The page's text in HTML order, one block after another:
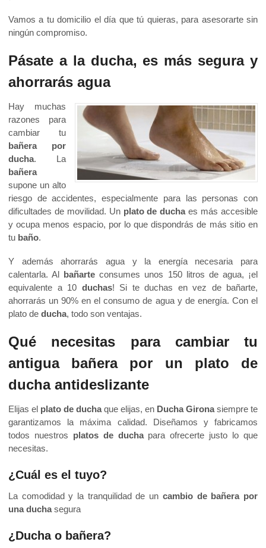
Vamos a tu domicilio el día que tú quieras, para asesorarte sin
ningún compromiso.
Pásate a la ducha, es más segura y
ahorrarás agua
Hay muchas
razones para
cambiar tu
bañera por
ducha. La
bañera
supone un alto
riesgo de accidentes, especialmente para las personas con
dificultades de movilidad. Un plato de duchaes más accesible
y ocupa menos espacio, por lo que dispondrás de más sitio en
tu baño.
Y además ahorrarás agua y la energía necesaria para
calentarla. Al bañarte consumes unos 150 litros de agua, ¡el
equivalente a 10 duchas! Si te duchas en vez de bañarte,
ahorrarás un 90% en el consumo de agua y de energía. Con el
plato de ducha, todo son ventajas.
Qué necesitas para cambiar tu
antigua bañera por un plato de
ducha antideslizante
Elijas el plato de duchaque elijas, en Ducha Gironasiempre te
garantizamos la máxima calidad. Diseñamos y fabricamos
todos nuestros platos de duchapara ofrecerte justo lo que
necesitas.
¿Cuál es el tuyo?
La comodidad y la tranquilidad de un cambio de bañera por
una duchasegura
¿Ducha o bañera?